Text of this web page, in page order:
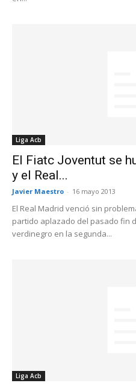
Liga Acb
El Fiatc Joventut se
y el Real...
Javier Maestro - 16 mayo 2013
El Real Madrid venció sin
partido aplazado del pasado fin
verdinegro en la segunda...
Liga Acb